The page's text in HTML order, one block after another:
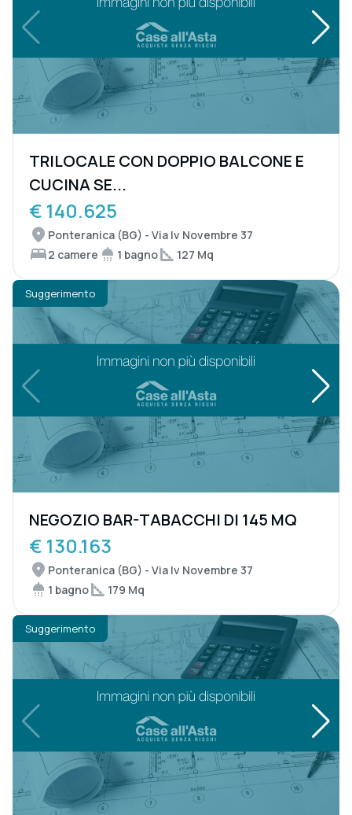
TRILOCALE CON DOPPIO BALCONE E
CUCINA SE...
€ 140.625
Ponteranica (BG) - Via Iv Novembre 37
2 camere
1 bagno 127 Mq
Suggerimento
NEGOZIO BAR-TABACCHI DI 145 MQ
€ 130.163
Ponteranica (BG) - Via Iv Novembre 37
1 bagno
179 Mq
Suggerimento